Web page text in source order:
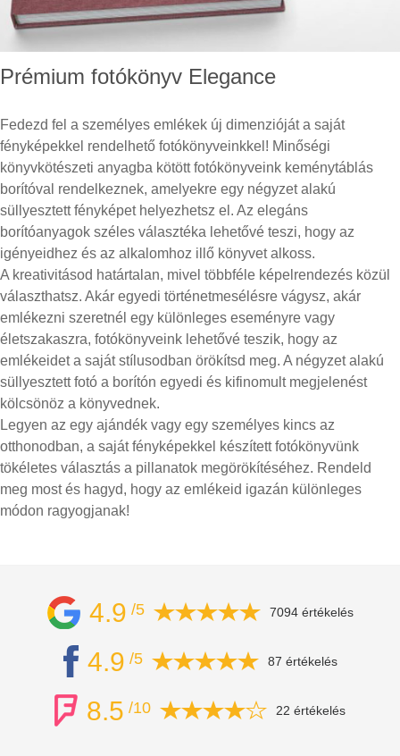
Prémium fotókönyv Elegance
Fedezd fel a személyes emlékek új dimenzióját a saját
fényképekkel rendelhető fotókönyveinkkel! Minőségi
könyvkötészeti anyagba kötött fotókönyveink keménytáblás
borítóval rendelkeznek, amelyekre egy négyzet alakú
süllyesztett fényképet helyezhetsz el. Az elegáns
borítóanyagok széles választéka lehetővé teszi, hogy az
igényeidhez és az alkalomhoz illő könyvet alkoss.
A kreativitásod határtalan, mivel többféle képelrendezés közül
választhatsz. Akár egyedi történetmesélésre vágysz, akár
emlékezni szeretnél egy különleges eseményre vagy
életszakaszra, fotókönyveink lehetővé teszik, hogy az
emlékeidet a saját stílusodban örökítsd meg. A négyzet alakú
süllyesztett fotó a borítón egyedi és kifinomult megjelenést
kölcsönöz a könyvednek.
Legyen az egy ajándék vagy egy személyes kincs az
otthonodban, a saját fényképekkel készített fotókönyvünk
tökéletes választás a pillanatok megörökítéséhez. Rendeld
meg most és hagyd, hogy az emlékeid igazán különleges
módon ragyogjanak!
4.9 /5 7094 értékelés
4.9 /5 87 értékelés
8.5 /10 22 értékelés